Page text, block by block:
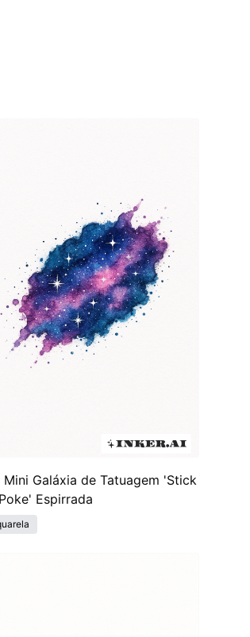
Mini Galáxia de Tatuagem 'Stick
Espirrada